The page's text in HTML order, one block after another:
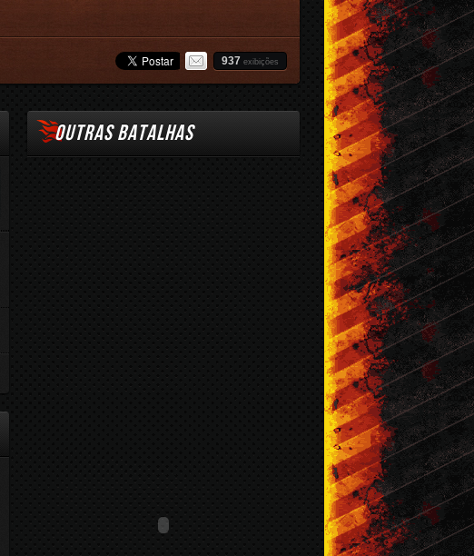
937 exibições
OUTRAS BATALHAS